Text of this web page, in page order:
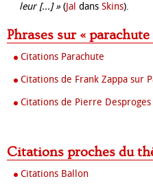
leur [...] »(Jal dans Skins).
Phrases sur « parachute
Citations Parachute
Citations de Frank Zappa sur
Citations de Pierre Desproges
Citations proches du
Citations Ballon